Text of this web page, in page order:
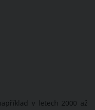
v letech 2000 až